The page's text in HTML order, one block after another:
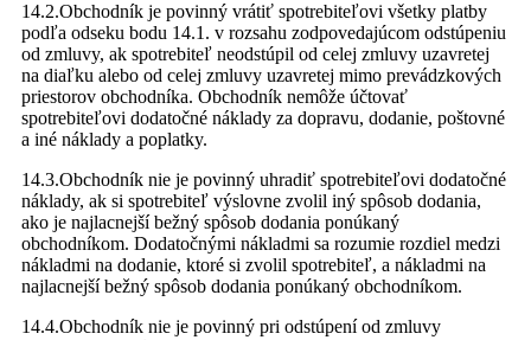
14.2.Obchodník je povinný vrátiť spotrebiteľovi všetky platby
podľa odseku bodu 14.1. v rozsahu zodpovedajúcom odstúpeniu
od zmluvy, ak spotrebiteľ neodstúpil od celej zmluvy uzavretej
na diaľku alebo od celej zmluvy uzavretej mimo prevádzkových
priestorov obchodníka. Obchodník nemôže účtovať
spotrebiteľovi dodatočné náklady za dopravu, dodanie, poštovné
a iné náklady a poplatky.
14.3.Obchodník nie je povinný uhradiť spotrebiteľovi dodatočné
náklady, ak si spotrebiteľ výslovne zvolil iný spôsob dodania,
ako je najlacnejší bežný spôsob dodania ponúkaný
obchodníkom. Dodatočnými nákladmi sa rozumie rozdiel medzi
nákladmi na dodanie, ktoré si zvolil spotrebiteľ, a nákladmi na
najlacnejší bežný spôsob dodania ponúkaný obchodníkom.
14.4.Obchodník nie je povinný pri odstúpení od zmluvy